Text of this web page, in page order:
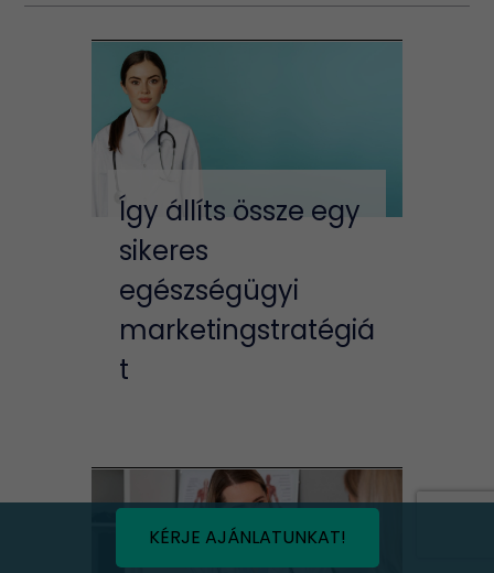
Így állíts össze egy
sikeres
egészségügyi
marketingstratégiá
t
KÉRJE AJÁNLATUNKAT!